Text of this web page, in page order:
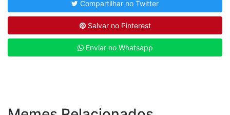
Compartilhar no Twitter
Salvar no Pinterest
Enviar no Whatsapp